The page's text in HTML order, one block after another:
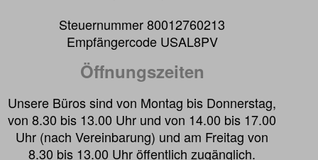
Steuernummer 80012760213
Empfängercode USAL8PV
Öffnungszeiten
Unsere Büros sind von Montag bis Donnerstag,
von 8.30 bis 13.00 Uhr und von 14.00 bis 17.00
Uhr (nach Vereinbarung) und am Freitag von
8.30 bis 13.00 Uhr öffentlich zugänglich.